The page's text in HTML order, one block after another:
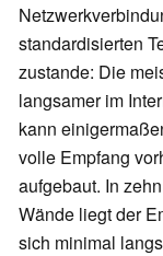
standardisierten
zustande: Die
langsamer im
kann
volle Empfang
aufgebaut. In
Wände liegt der
sich minimal